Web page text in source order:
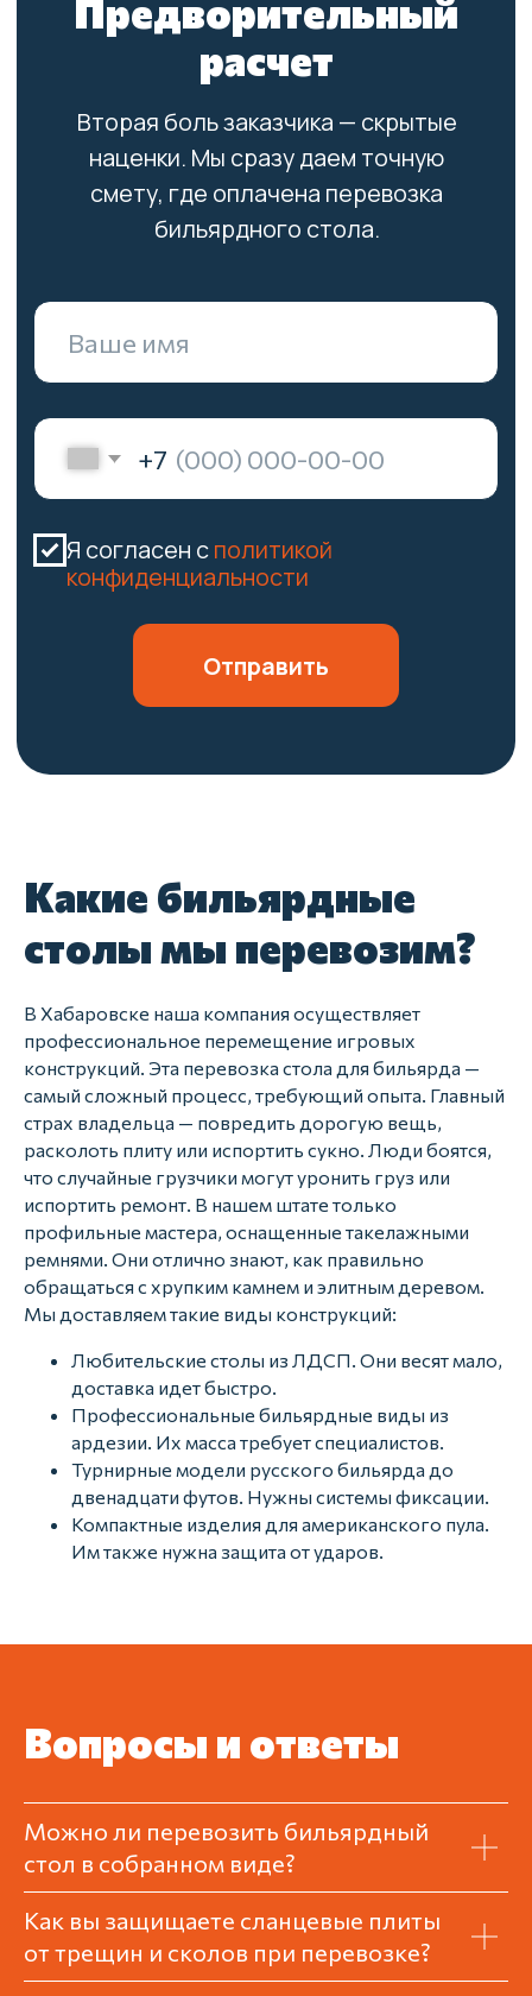
Какие бильярдные
столы мы перевозим?
В Хабаровске наша компания осуществляет
профессиональное перемещение игровых
конструкций. Эта перевозка стола для бильярда —
самый сложный процесс, требующий опыта. Главный
страх владельца — повредить дорогую вещь,
расколоть плиту или испортить сукно. Люди боятся,
что случайные грузчики могут уронить груз или
испортить ремонт. В нашем штате только
профильные мастера, оснащенные такелажными
ремнями. Они отлично знают, как правильно
обращаться с хрупким камнем и элитным деревом.
Мы доставляем такие виды конструкций:
Любительские столы из ЛДСП. Они весят мало,
доставка идет быстро.
Профессиональные бильярдные виды из
ардезии. Их масса требует специалистов.
Турнирные модели русского бильярда до
двенадцати футов. Нужны системы фиксации.
Компактные изделия для американского пула.
Им также нужна защита от ударов.
Вопросы и ответы
Можно ли перевозить бильярдный
стол в собранном виде?
Как вы защищаете сланцевые плиты
от трещин и сколов при перевозке?
Аккуратно перевозим груз
3
Приезжаем в нужный день и время
2
условия
Всего4 шага для перевозки